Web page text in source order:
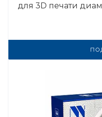
для 3D печати